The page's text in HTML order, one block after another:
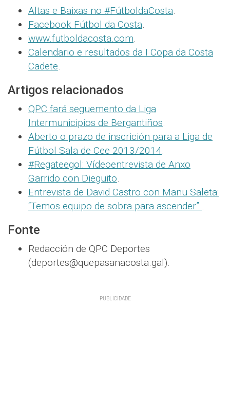
Altas e Baixas no #FútboldaCosta.
Facebook Fútbol da Costa.
www.futboldacosta.com.
Calendario e resultados da I Copa da Costa
Cadete.
Artigos relacionados
QPC fará seguemento da Liga
Intermunicipios de Bergantiños.
Aberto o prazo de inscrición para a Liga de
Fútbol Sala de Cee 2013/2014.
#Regateegol: Vídeoentrevista de Anxo
Garrido con Dieguito.
Entrevista de David Castro con Manu Saleta:
“Temos equipo de sobra para ascender” .
Fonte
Redacción de QPC Deportes
(deportes@quepasanacosta.gal).